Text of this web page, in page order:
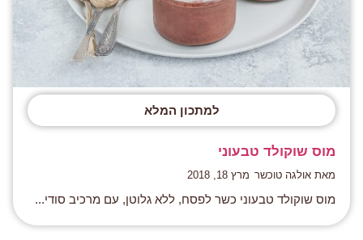
למתכון המלא
מוס שוקולד טבעוני
מאת אולגה טוכשר מרץ 18, 2018
מוס שוקולד טבעוני כשר לפסח, ללא גלוטן, עם מרכיב סודי...